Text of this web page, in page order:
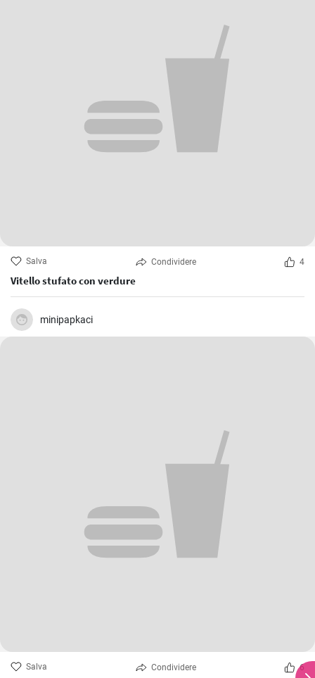
Salva Condividere 4
Vitello stufato con verdure
minipapkaci
Salva Condividere 6